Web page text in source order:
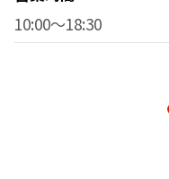
10:00～18:30